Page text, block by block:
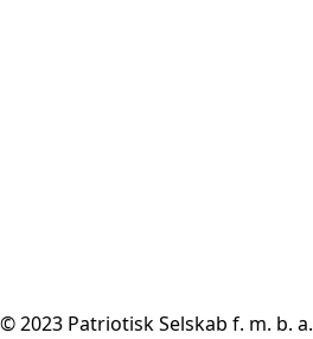
© 2023 Patriotisk Selskab f. m. b. a.